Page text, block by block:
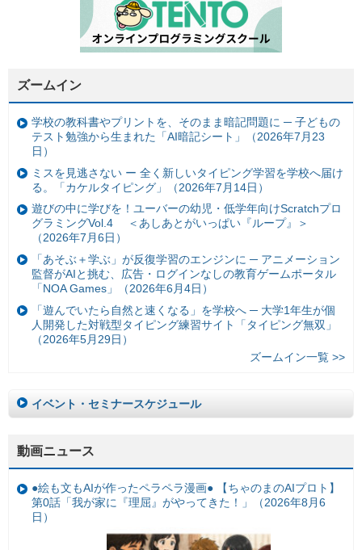
ズームイン
学校の教科書やプリントを、そのまま暗記問題に ─ 子どもの
テスト勉強から生まれた「AI暗記シート」（2026年7月23
日）
ミスを見逃さない ー 全く新しいタイピング学習を学校へ届け
る。「カケルタイピング」（2026年7月14日）
遊びの中に学びを！ユーバーの幼児・低学年向けScratchプロ
グラミングVol.4 ＜あしあとがいっぱい『ループ』＞
（2026年7月6日）
「あそぶ＋学ぶ」が反復学習のエンジンに ─ アニメーション
監督がAIと挑む、広告・ログインなしの教育ゲームポータル
「NOA Games」（2026年6月4日）
「遊んでいたら自然と速くなる」を学校へ ─ 大学1年生が個
人開発した対戦型タイピング練習サイト「タイピング無双」
（2026年5月29日）
ズームイン一覧 >>
イベント・セミナースケジュール
動画ニュース
●絵も文もAIが作ったペラペラ漫画● 【ちゃのまのAIプロト】
第0話「我が家に『理屈』がやってきた！」（2026年8月6
日）